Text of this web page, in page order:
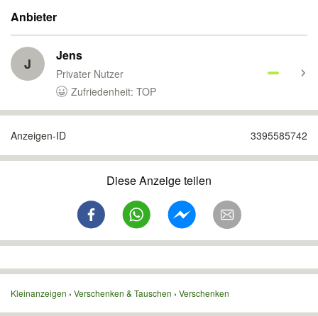
Anbieter
J Jens
Privater Nutzer
Zufriedenheit: TOP
Anzeigen-ID 3395585742
Diese Anzeige teilen
Kleinanzeigen Verschenken & Tauschen Verschenken